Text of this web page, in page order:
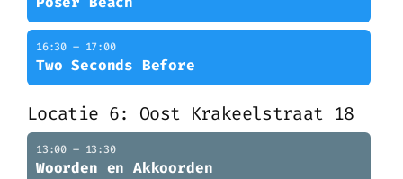
16:30 – 17:00
Two Seconds Before
Locatie 6: Oost Krakeelstraat 18
13:00 – 13:30
Woorden en Akkoorden